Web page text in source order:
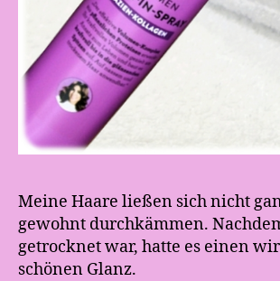
Meine Haare ließen sich nicht
gewohnt durchkämmen.
getrocknet war, hatte es einen
schönen Glanz.